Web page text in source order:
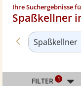
Ihre Suchergebnisse
Spaßkellner
Zurück zu
Spaßkellner
FILTER 1